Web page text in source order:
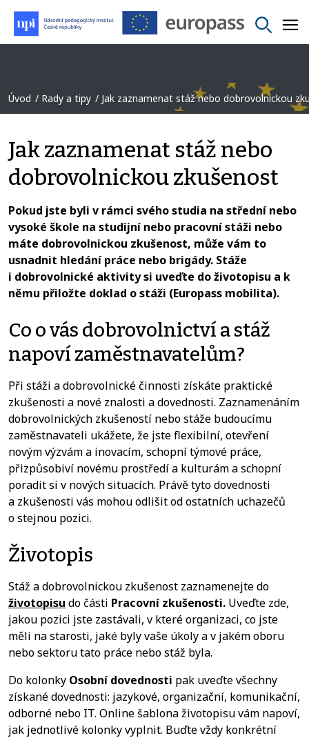
Úvod Rady a tipy Jak zaznamenat stáž nebo dobrovolnickou
Jak zaznamenat stáž nebo
dobrovolnickou zkušenost
Pokud jste byli v rámci svého studia na střední nebo
vysoké škole na studijní nebo pracovní stáži nebo
máte dobrovolnickou zkušenost, může vám to
usnadnit hledání práce nebo brigády. Stáže
i dobrovolnické aktivity si uveďte do životopisu a k
němu přiložte doklad o stáži (Europass mobilita).
Co o vás dobrovolnictví a stáž
napoví zaměstnavatelům?
Při stáži a dobrovolnické činnosti získáte praktické
zkušenosti a nové znalosti a dovednosti. Zaznamenáním
dobrovolnických zkušeností nebo stáže budoucímu
zaměstnavateli ukážete, že jste flexibilní, otevření
novým výzvám a inovacím, schopní týmové práce,
přizpůsobiví novému prostředí a kulturám a schopní
poradit si v nových situacích. Právě tyto dovednosti
a zkušenosti vás mohou odlišit od ostatních uchazečů
o stejnou pozici.
Životopis
Stáž a dobrovolnickou zkušenost zaznamenejte do
životopisu do části Pracovní zkušenosti. Uveďte zde,
jakou pozici jste zastávali, v které organizaci, co jste
měli na starosti, jaké byly vaše úkoly a v jakém oboru
nebo sektoru tato práce nebo stáž byla.
Do kolonky Osobní dovednosti pak uveďte všechny
získané dovednosti: jazykové, organizační, komunikační,
odborné nebo IT. Online šablona životopisu vám napoví,
jak jednotlivé kolonky vyplnit. Buďte vždy konkrétní